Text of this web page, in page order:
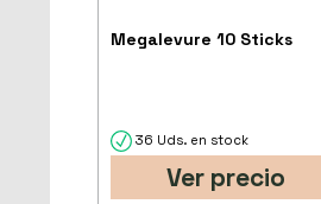
Megalevure 10 Sticks
36 Uds. en stock
Ver precio